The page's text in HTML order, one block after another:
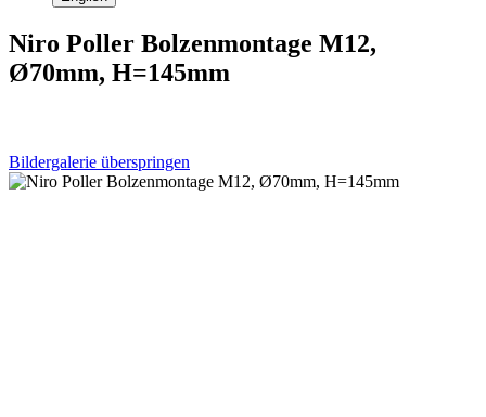
Niro Poller Bolzenmontage M12,
Ø70mm, H=145mm
Bildergalerie überspringen